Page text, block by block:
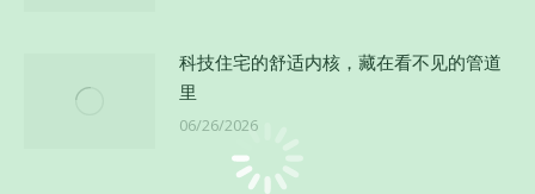
科技住宅的舒适内核，藏在看不见的管道
里
06/26/2026